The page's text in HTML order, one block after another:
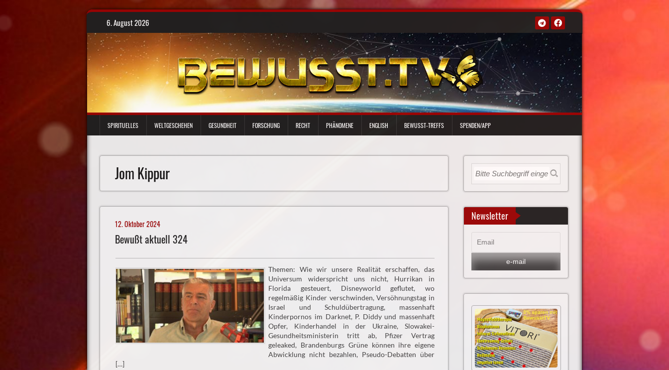
Skip
content
6. August 2026
SPIRITUELLES WELTGESCHEHEN GESUNDHEIT FORSCHUNG RECHT PHÄNOMENE ENGLISH BEWUSST-TREFFS SPENDEN/APP
Jom Kippur
12. Oktober 2024
Bewußt aktuell 324
Themen: Wie wir unsere Realität erschaffen, das
Universum widerspricht uns nicht, Hurrikan in
Florida gesteuert, Disneyworld geflutet, wo
regelmäßig Kinder verschwinden, Versöhnungstag in
Israel und Schuldübertragung, massenhaft
Kinderpornos im Darknet, P. Diddy und massenhaft
Opfer, Kinderhandel in der Ukraine, Slowakei-
Gesundheitsministerin tritt ab, Pfizer Vertrag
geleaked, Brandenburgs Grüne können ihre eigene
Abwicklung nicht bezahlen, Pseudo-Debatten über
[…]
Newsletter